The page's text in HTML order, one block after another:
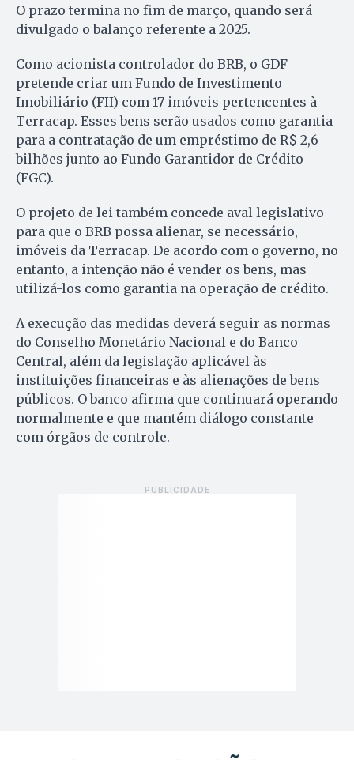
O prazo termina no fim de março, quando será
divulgado o balanço referente a 2025.
Como acionista controlador do BRB, o GDF
pretende criar um Fundo de Investimento
Imobiliário (FII) com 17 imóveis pertencentes à
Terracap. Esses bens serão usados como garantia
para a contratação de um empréstimo de R$ 2,6
bilhões junto ao Fundo Garantidor de Crédito
(FGC).
O projeto de lei também concede aval legislativo
para que o BRB possa alienar, se necessário,
imóveis da Terracap. De acordo com o governo, no
entanto, a intenção não é vender os bens, mas
utilizá-los como garantia na operação de crédito.
A execução das medidas deverá seguir as normas
do Conselho Monetário Nacional e do Banco
Central, além da legislação aplicável às
instituições financeiras e às alienações de bens
públicos. O banco afirma que continuará operando
normalmente e que mantém diálogo constante
com órgãos de controle.